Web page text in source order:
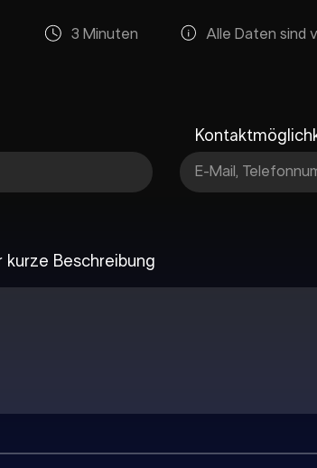
3 Minuten Alle Daten sind
kurze Beschreibung